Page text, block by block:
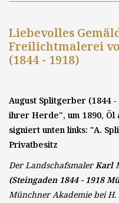
Liebevolles
Freilichtmalerei
(1844 - 1918)
August Splitgerber (1844
ihrer Herde", um 1890, Öl
signiert unten links: "A.
Privatbesitz
Der LandschafsmalerKarl
(Steingaden 1844 - 1918
Münchner Akademie bei